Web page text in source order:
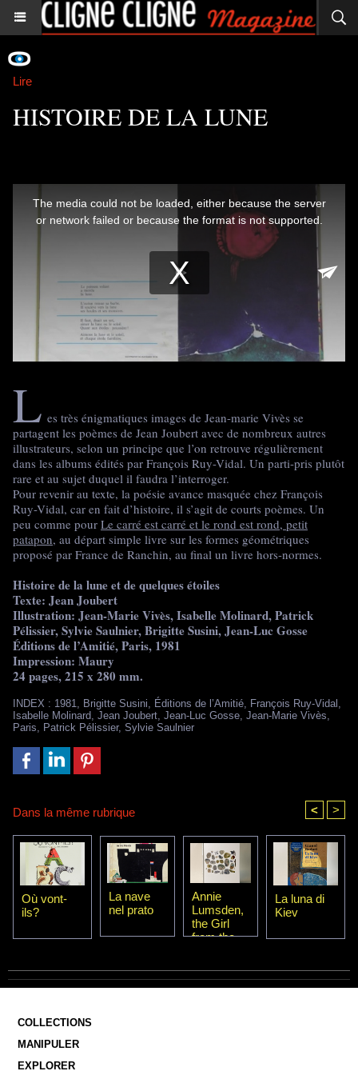
Lire
HISTOIRE DE LA LUNE
L es très énigmatiques images de Jean-marie Vivès se
partagent les poèmes de Jean Joubert avec de nombreux autres
illustrateurs, selon un principe que l’on retrouve régulièrement
dans les albums édités par François Ruy-Vidal. Un parti-pris plutôt
rare et au sujet duquel il faudra l’interroger.
Pour revenir au texte, la poésie avance masquée chez François
Ruy-Vidal, car en fait d’histoire, il s’agit de courts poèmes. Un
peu comme pour Le carré est carré et le rond est rond, petit
patapon, au départ simple livre sur les formes géométriques
proposé par France de Ranchin, au final un livre hors-normes.
Histoire de la lune et de quelques étoiles
Texte: Jean Joubert
Illustration: Jean-Marie Vivès, Isabelle Molinard, Patrick
Pélissier, Sylvie Saulnier, Brigitte Susini, Jean-Luc Gosse
Éditions de l’Amitié, Paris, 1981
Impression: Maury
24 pages, 215 x 280 mm.
INDEX : 1981, Brigitte Susini, Éditions de l’Amitié, François Ruy-Vidal ,
Isabelle Molinard, Jean Joubert, Jean-Luc Gosse, Jean-Marie Vivès,
Paris, Patrick Pélissier, Sylvie Saulnier
Dans la même rubrique < >
Où vont-
ils?
La nave
nel prato
Annie
Lumsden,
the Girl
from the
La luna di
Kiev
COLLECTIONS
MANIPULER
EXPLORER